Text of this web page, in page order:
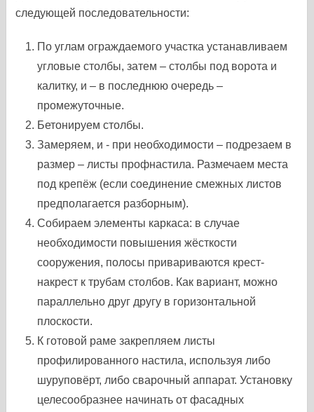
следующей последовательности:
По углам ограждаемого участка устанавливаем
угловые столбы, затем – столбы под ворота и
калитку, и – в последнюю очередь –
промежуточные.
Бетонируем столбы.
Замеряем, и - при необходимости – подрезаем в
размер – листы профнастила. Размечаем места
под крепёж (если соединение смежных листов
предполагается разборным).
Собираем элементы каркаса: в случае
необходимости повышения жёсткости
сооружения, полосы привариваются крест-
накрест к трубам столбов. Как вариант, можно
параллельно друг другу в горизонтальной
плоскости.
К готовой раме закрепляем листы
профилированного настила, используя либо
шуруповёрт, либо сварочный аппарат. Установку
целесообразнее начинать от фасадных